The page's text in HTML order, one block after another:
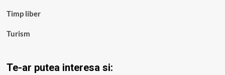
Timp liber
Turism
Te-ar putea interesa si: